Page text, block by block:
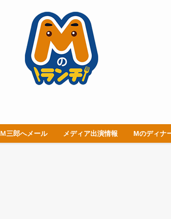
Ｍ三郎へメール メディア出演情報 Mのディナ